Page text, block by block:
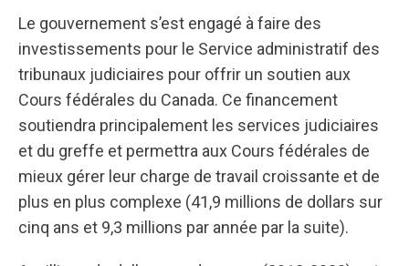
Le gouvernement s’est engagé à faire des
investissements pour le Service administratif des
tribunaux judiciaires pour offrir un soutien aux
Cours fédérales du Canada. Ce financement
soutiendra principalement les services judiciaires
et du greffe et permettra aux Cours fédérales de
mieux gérer leur charge de travail croissante et de
plus en plus complexe (41,9 millions de dollars sur
cinq ans et 9,3 millions par année par la suite).